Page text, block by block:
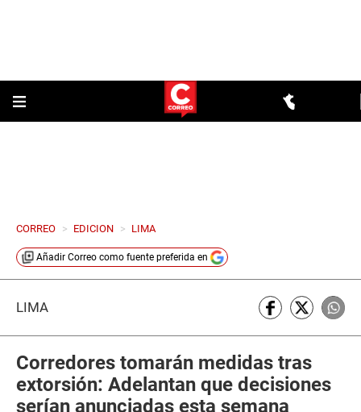
CORREO > EDICION > LIMA
Añadir Correo como fuente preferida en
LIMA
Corredores tomarán medidas tras
extorsión: Adelantan que decisiones
serían anunciadas esta semana